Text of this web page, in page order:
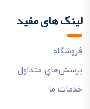
لینک های مفید
فروشگاه
پرسش‌هاي متداول
خدمات ما